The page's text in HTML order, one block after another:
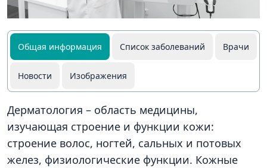
Общая информация Список заболеваний Врачи
Новости Изображения
Дерматология – область медицины,
изучающая строение и функции кожи:
строение волос, ногтей, сальных и потовых
желез, физиологические функции. Кожные